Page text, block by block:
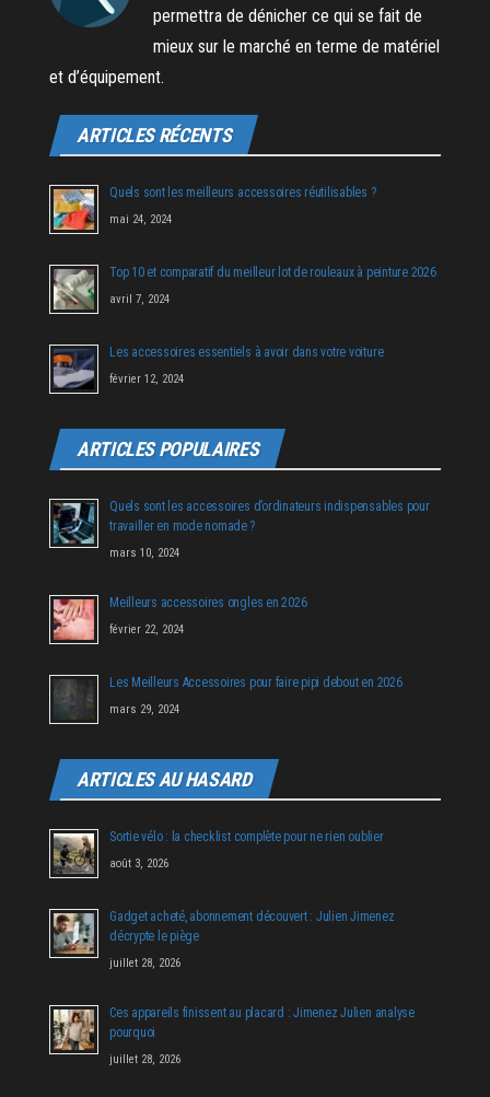
permettra de dénicher ce qui se fait de
mieux sur le marché en terme de matériel
et d’équipement.
ARTICLES RÉCENTS
Quels sont les meilleurs accessoires réutilisables ?
mai 24, 2024
Top 10 et comparatif du meilleur lot de rouleaux à peinture 2026
avril 7, 2024
Les accessoires essentiels à avoir dans votre voiture
février 12, 2024
ARTICLES POPULAIRES
Quels sont les accessoires d’ordinateurs indispensables pour
travailler en mode nomade ?
mars 10, 2024
Meilleurs accessoires ongles en 2026
février 22, 2024
Les Meilleurs Accessoires pour faire pipi debout en 2026
mars 29, 2024
ARTICLES AU HASARD
Sortie vélo : la checklist complète pour ne rien oublier
août 3, 2026
Gadget acheté, abonnement découvert : Julien Jimenez
décrypte le piège
juillet 28, 2026
Ces appareils finissent au placard : Jimenez Julien analyse
pourquoi
juillet 28, 2026